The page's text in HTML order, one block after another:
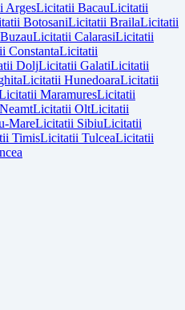
ArgesLicitatii BacauLicitatii
BotosaniLicitatii BrailaLicitatii
BuzauLicitatii CalarasiLicitatii
ConstantaLicitatii
DoljLicitatii GalatiLicitatii
Licitatii HunedoaraLicitatii
MaramuresLicitatii
NeamtLicitatii OltLicitatii
MareLicitatii SibiuLicitatii
TimisLicitatii TulceaLicitatii